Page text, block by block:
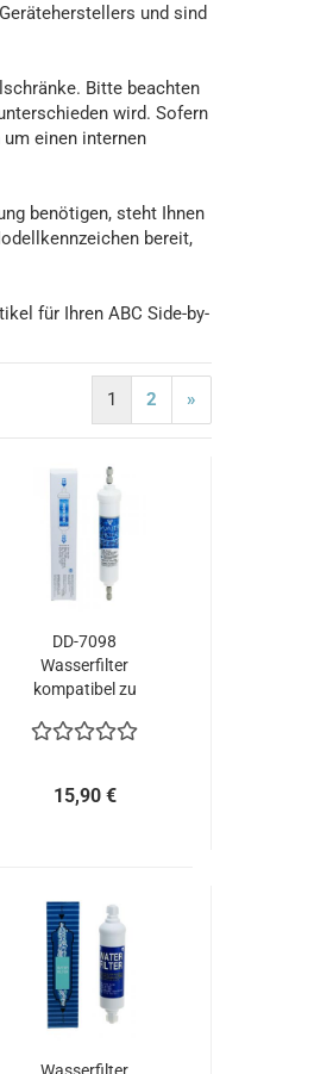
und sind
Bitte beachten
wird. Sofern
einen internen
benötigen, steht Ihnen
bereit,
für Ihren ABC Side-by-
1 2 »
DD-7098
Wasserfilter
kompatibel zu
Daewoo Neff
15,90 €